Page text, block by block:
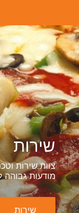
שירות
צוות שירות
מודעות גבוהה
שירות